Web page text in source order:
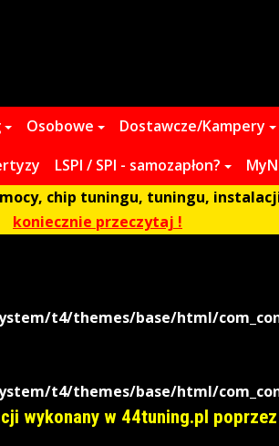
Osobowe Dostawcze/Kampery
LSPI / SPI - samozapłon?
chip tuningu, tuningu,
koniecznie przeczytaj !
t4/themes/base/html/
t4/themes/base/html/
wykonany w 44tuning.pl